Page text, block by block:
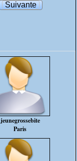
Suivante
jeunegrossebite
Paris